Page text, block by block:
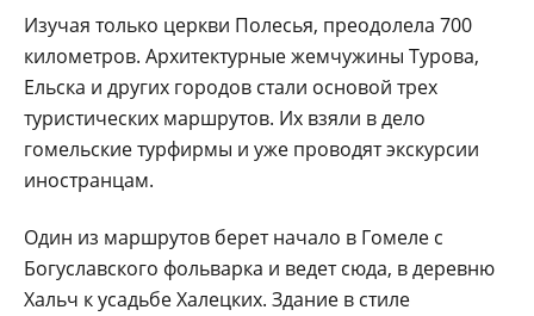
Изучая только церкви Полесья, преодолела 700
километров. Архитектурные жемчужины Турова,
Ельска и других городов стали основой трех
туристических маршрутов. Их взяли в дело
гомельские турфирмы и уже проводят экскурсии
иностранцам.
Один из маршрутов берет начало в Гомеле с
Богуславского фольварка и ведет сюда, в деревню
Хальч к усадьбе Халецких. Здание в стиле